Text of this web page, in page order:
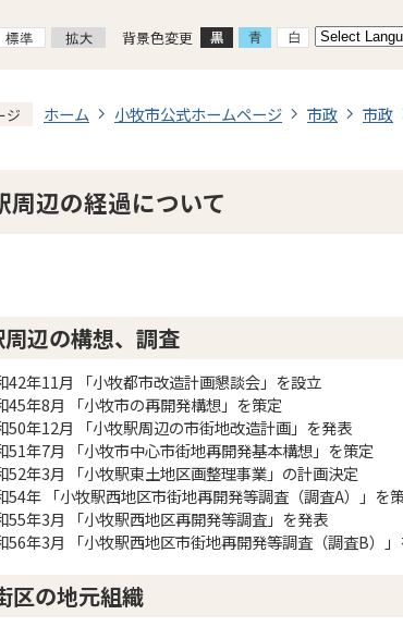
背景色変更
ジ ホーム 小牧市公式ホームページ 市政 市政
周辺の経過について
辺の構想、調査
42年11月 「小牧都市改造計画懇談会」を設立
45年8月 「小牧市の再開発構想」を策定
50年12月 「小牧駅周辺の市街地改造計画」を発表
51年7月 「小牧市中心市街地再開発基本構想」を策定
52年3月 「小牧駅東土地区画整理事業」の計画決定
54年 「小牧駅西地区市街地再開発等調査（調査A）」を
55年3月 「小牧駅西地区再開発等調査」を発表
56年3月 「小牧駅西地区市街地再開発等調査（調査B）
区の地元組織